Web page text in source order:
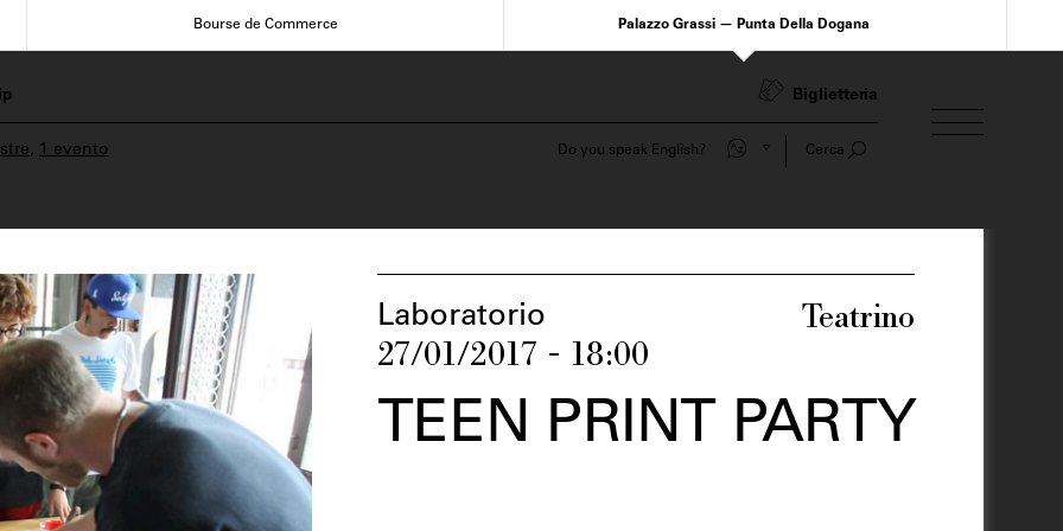
Bourse de Commerce Palazzo Grassi — Punta Della Dogana
Biglietteria
, 1 evento Do you speak English? Cerca
Laboratorio
27/01/2017 - 18:00
Teatrino
TEEN PRINT PARTY